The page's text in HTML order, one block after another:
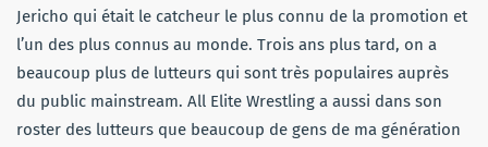
Jericho qui était le catcheur le plus connu de la promotion et
l’un des plus connus au monde. Trois ans plus tard, on a
beaucoup plus de lutteurs qui sont très populaires auprès
du public mainstream. All Elite Wrestling a aussi dans son
roster des lutteurs que beaucoup de gens de ma génération